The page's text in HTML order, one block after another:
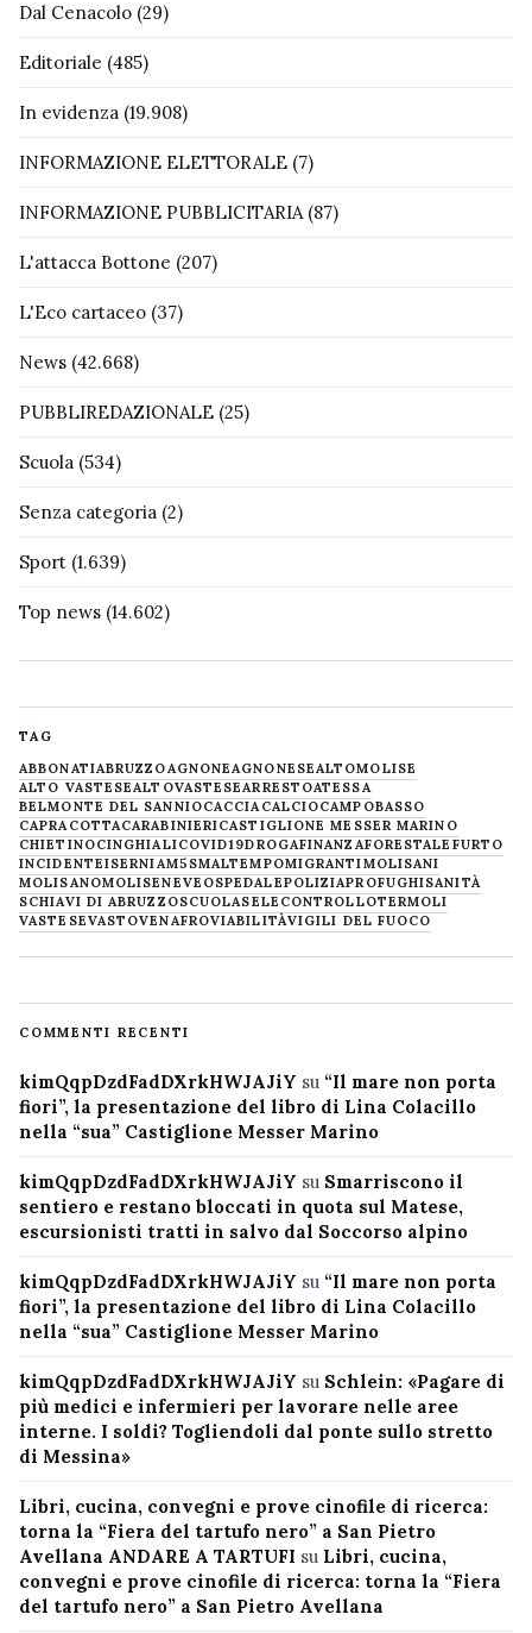
Dal Cenacolo (29)
Editoriale (485)
In evidenza (19.908)
INFORMAZIONE ELETTORALE (7)
INFORMAZIONE PUBBLICITARIA(87)
L'attacca Bottone (207)
L'Eco cartaceo (37)
News (42.668)
PUBBLIREDAZIONALE (25)
Scuola (534)
Senza categoria (2)
Sport (1.639)
Top news (14.602)
TAG
ABBONATIABRUZZOAGNONEAGNONESEALTOMOLISE
ALTO VASTESEALTOVASTESEARRESTOATESSA
BELMONTE DEL SANNIOCACCIACALCIOCAMPOBASSO
CAPRACOTTACARABINIERICASTIGLIONE MESSER MARINO
CHIETINOCINGHIALICOVID19DROGAFINANZAFORESTALE FURTO
INCIDENTEISERNIAM5SMALTEMPOMIGRANTIMOLISANI
MOLISANOMOLISENEVE OSPEDALEPOLIZIAPROFUGHISANITÀ
SCHIAVI DI ABRUZZOSCUOLASELECONTROLLOTERMOLI
VASTESEVASTOVENAFROVIABILITÀVIGILI DEL FUOCO
COMMENTI RECENTI
kimQqpDzdFadDXrkHWJAJiY su “Il mare non porta
fiori”, la presentazione del libro di Lina Colacillo
nella “sua” Castiglione Messer Marino
kimQqpDzdFadDXrkHWJAJiY su Smarriscono il
sentiero e restano bloccati in quota sul Matese,
escursionisti tratti in salvo dal Soccorso alpino
kimQqpDzdFadDXrkHWJAJiY su “Il mare non porta
fiori”, la presentazione del libro di Lina Colacillo
nella “sua” Castiglione Messer Marino
kimQqpDzdFadDXrkHWJAJiY su Schlein: «Pagare di
più medici e infermieri per lavorare nelle aree
interne. I soldi? Togliendoli dal ponte sullo stretto
di Messina»
Libri, cucina, convegni e prove cinofile di ricerca:
torna la “Fiera del tartufo nero” a San Pietro
Avellana ANDARE A TARTUFI su Libri, cucina,
convegni e prove cinofile di ricerca: torna la “Fiera
del tartufo nero” a San Pietro Avellana